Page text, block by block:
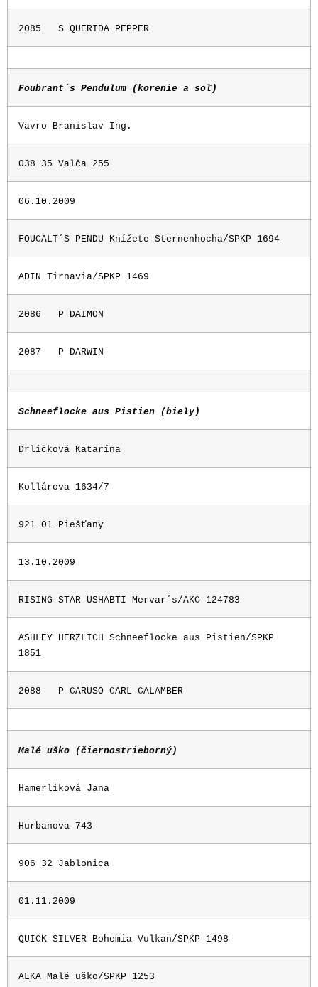
2085 S QUERIDA PEPPER
Foubrant´s Pendulum (korenie a soľ)
Vavro Branislav Ing.
038 35 Valča 255
06.10.2009
FOUCALT´S PENDU Knížete Sternenhocha/SPKP 1694
ADIN Tirnavia/SPKP 1469
2086 P DAIMON
2087 P DARWIN
Schneeflocke aus Pistien (biely)
Drličková Katarína
Kollárova 1634/7
921 01 Piešťany
13.10.2009
RISING STAR USHABTI Mervar´s/AKC 124783
ASHLEY HERZLICH Schneeflocke aus Pistien/SPKP
1851
2088 P CARUSO CARL CALAMBER
Malé uško (čiernostrieborný)
Hamerlíková Jana
Hurbanova 743
906 32 Jablonica
01.11.2009
QUICK SILVER Bohemia Vulkan/SPKP 1498
ALKA Malé uško/SPKP 1253